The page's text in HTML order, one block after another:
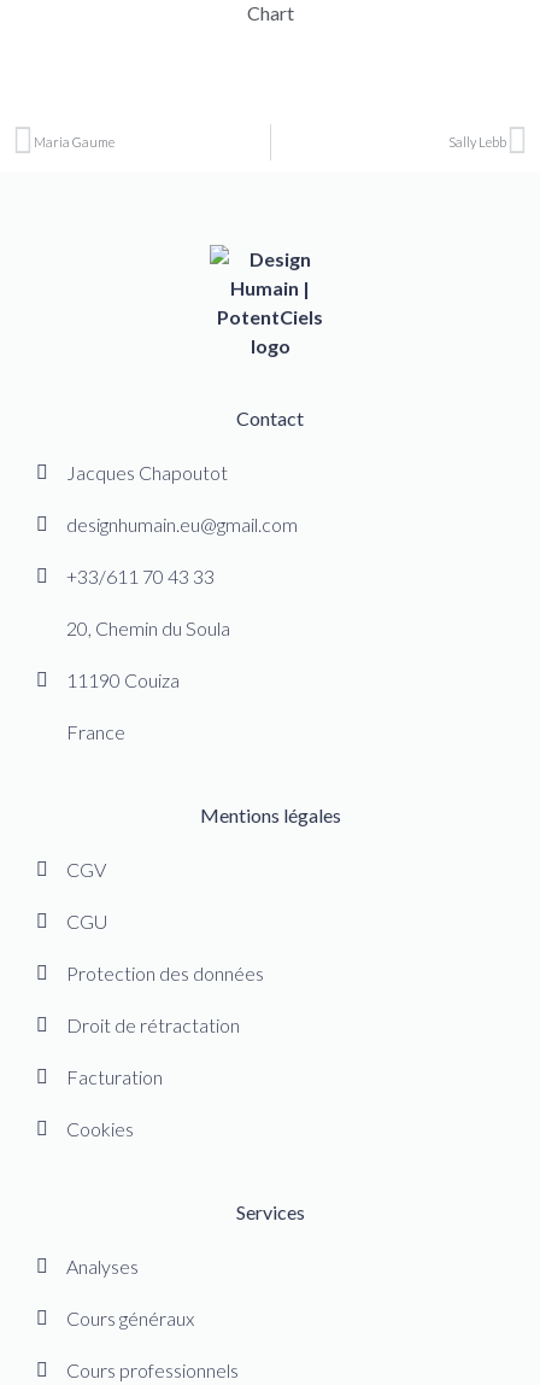
Chart
Maria Gaume Sally Lebb
Contact
Jacques Chapoutot
designhumain.eu@gmail.com
+33/611 70 43 33
20, Chemin du Soula
11190 Couiza
France
Mentions légales
CGV
CGU
Protection des données
Droit de rétractation
Facturation
Cookies
Services
Analyses
Cours généraux
Cours professionnels